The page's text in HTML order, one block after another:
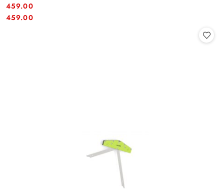
Cena:
459.00
Cena:
459.00